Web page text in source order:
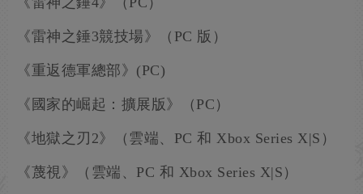
《雷神之錘3競技場》（PC 版）
《重返德軍總部》(PC)
《國家的崛起：擴展版》（PC）
《地獄之刃2》（雲端、PC 和 Xbox Series X|S）
《蔑視》（雲端、PC 和 Xbox Series X|S）